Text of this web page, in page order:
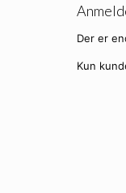
Der er
Kun